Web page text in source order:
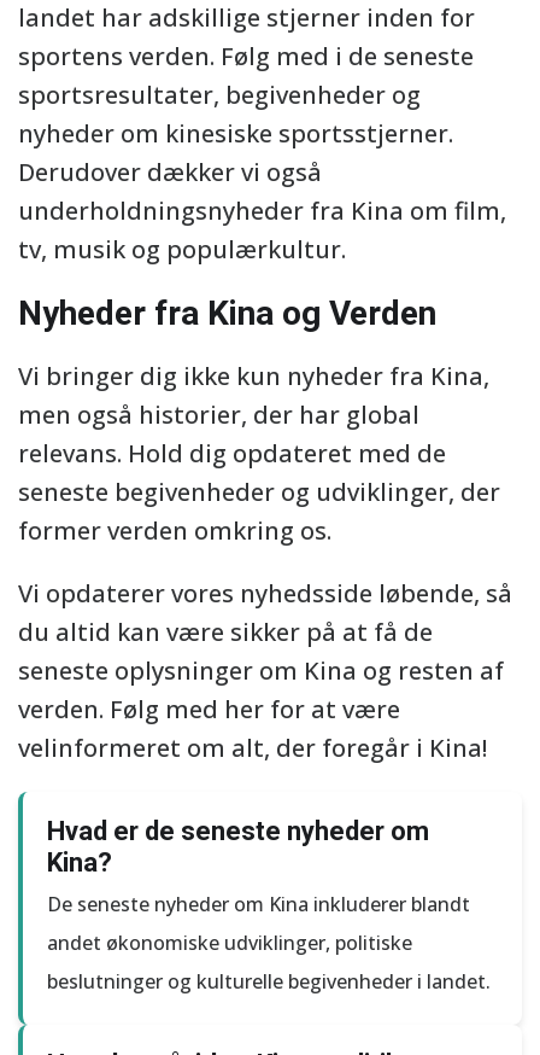
landet har adskillige stjerner inden for
sportens verden. Følg med i de seneste
sportsresultater, begivenheder og
nyheder om kinesiske sportsstjerner.
Derudover dækker vi også
underholdningsnyheder fra Kina om film,
tv, musik og populærkultur.
Nyheder fra Kina og Verden
Vi bringer dig ikke kun nyheder fra Kina,
men også historier, der har global
relevans. Hold dig opdateret med de
seneste begivenheder og udviklinger, der
former verden omkring os.
Vi opdaterer vores nyhedsside løbende, så
du altid kan være sikker på at få de
seneste oplysninger om Kina og resten af
verden. Følg med her for at være
velinformeret om alt, der foregår i Kina!
Hvad er de seneste nyheder om
Kina?
De seneste nyheder om Kina inkluderer blandt
andet økonomiske udviklinger, politiske
beslutninger og kulturelle begivenheder i landet.